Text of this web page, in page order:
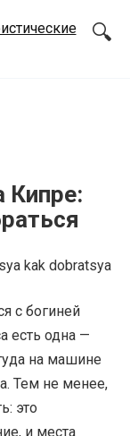
Кипре:
с богиней
есть одна —
на машине
Тем не менее,
это
и места